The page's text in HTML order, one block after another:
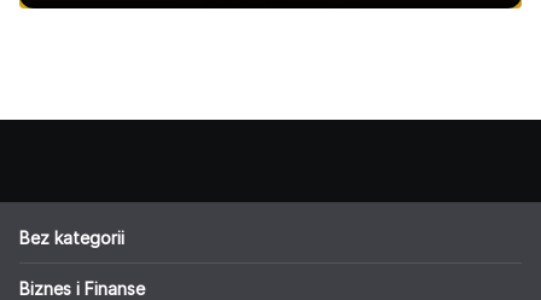
Bez kategorii
Biznes i Finanse